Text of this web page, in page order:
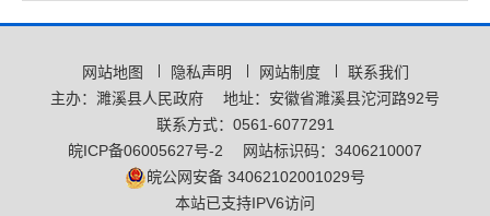
网站地图 隐私声明 网站制度
联系我们
主办：濉溪县人民政府
地址：安徽省濉溪县沱河路92号
联系方式：0561-6077291
皖ICP备06005627号-2
网站标识码：3406210007
皖公网安备 34062102001029号
本站已支持IPV6访问